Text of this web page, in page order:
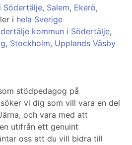
Södertälje, Salem, Ekerö,
i hela Sverige
kommun i Södertälje,
, Stockholm, Upplands Väsby
stödpedagog på
vi dig som vill vara en del
och vara med att
utifrån ett genuint
oss att du vill bidra till